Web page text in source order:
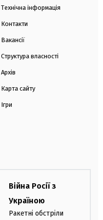
Технічна інформація
Контакти
Вакансії
Структура власності
Архів
Карта сайту
Ігри
Війна Росії з
Україною
Ракетні обстріли